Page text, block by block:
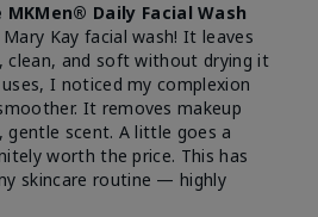
Daily Facial Wash
Kay facial wash! It leaves
clean, and soft without drying it
I noticed my complexion
It removes makeup
gentle scent. A little goes a
worth the price. This has
skincare routine — highly